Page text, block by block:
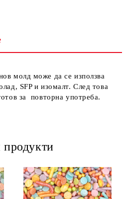
молд може да се използва
SFP и изомалт. След това
за повторна употреба.